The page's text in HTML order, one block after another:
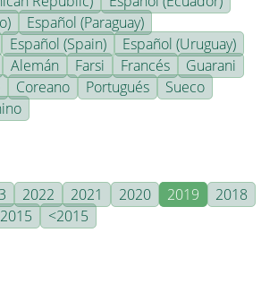
Español (Paraguay)
Español (Spain)
Español (Uruguay)
Alemán Farsi Francés
Guarani
Coreano Portugués
Sueco
2022 2021 2020 2019
2018
2015 <2015